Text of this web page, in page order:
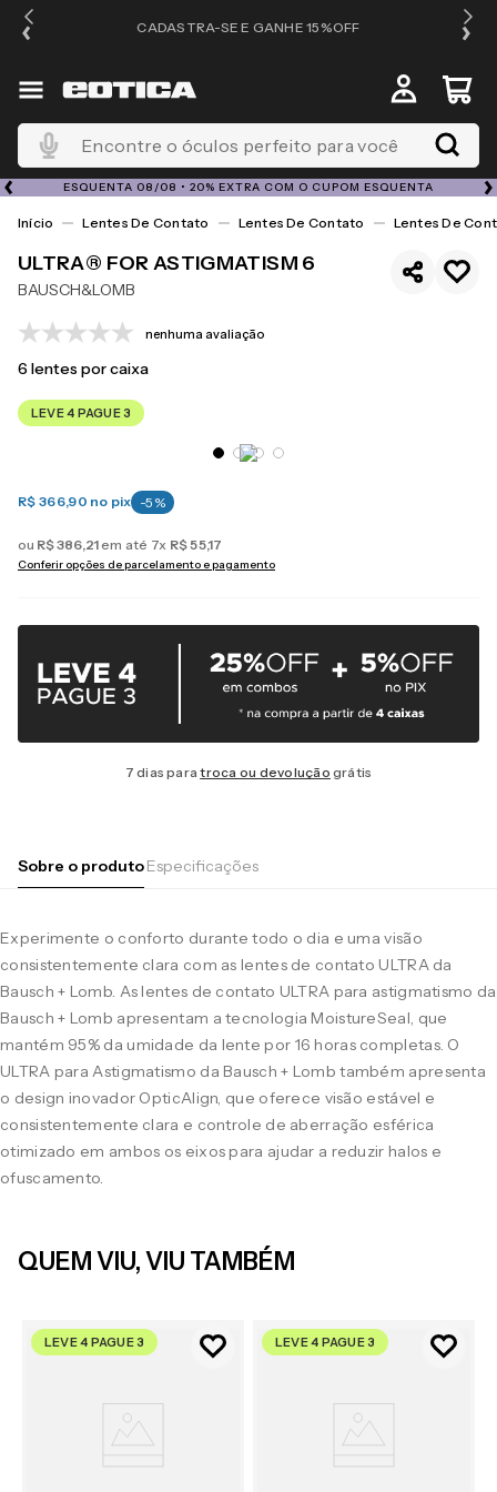
CADASTRA-SE E GANHE 15%OFF
Encontre o óculos perfeito para você
ESQUENTA 08/08 • 20% EXTRA COM O CUPOM ESQUENTA
Lentes De Contato Lentes De Contato Lentes De
ULTRA® FOR ASTIGMATISM 6
BAUSCH&LOMB
nenhuma avaliação
6 lentes por caixa
LEVE 4 PAGUE 3
R$ 366,90 no pix -5 %
ou R$386,21 em até 7x R$55,17
Conferir opções de parcelamento e pagamento
7 dias paratroca ou devolução grátis
Sobre o produtoEspecificações
Experimente o conforto durante todo o dia e uma visão
consistentemente clara com as lentes de contato ULTRA da
Bausch + Lomb. As lentes de contato ULTRA para astigmatismo da
Bausch + Lomb apresentam a tecnologia MoistureSeal, que
mantém 95% da umidade da lente por 16 horas completas. O
ULTRA para Astigmatismo da Bausch + Lomb também apresenta
o design inovador OpticAlign, que oferece visão estável e
consistentemente clara e controle de aberração esférica
otimizado em ambos os eixos para ajudar a reduzir halos e
ofuscamento.
QUEM VIU, VIU TAMBÉM
LEVE 4 PAGUE 3 LEVE 4 PAGUE 3